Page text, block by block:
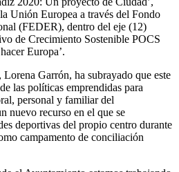
Unión Europea a través del Fondo
(FEDER), dentro del eje (12)
de Crecimiento Sostenible POCS
Europa’.
Garrón, ha subrayado que este
las políticas emprendidas para
personal y familiar del
nuevo recurso en el que se
deportivas del propio centro durante
campamento de conciliación